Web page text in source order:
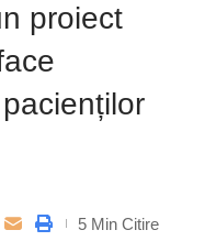
proiect
5 Min Citire